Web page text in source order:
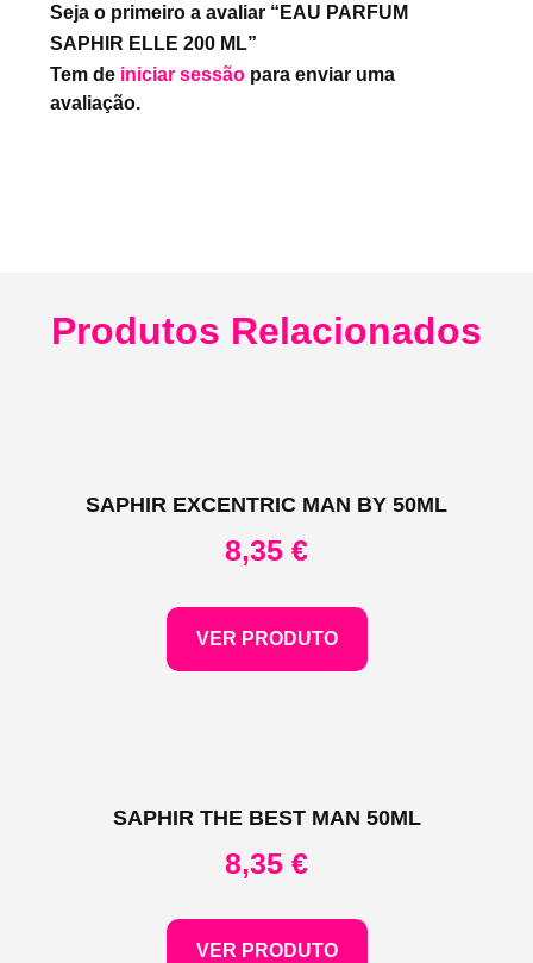
Seja o primeiro a avaliar “EAU PARFUM
SAPHIR ELLE 200 ML”
Tem de iniciar sessão para enviar uma
avaliação.
Produtos Relacionados
SAPHIR EXCENTRIC MAN BY 50ML
8,35 €
VER PRODUTO
SAPHIR THE BEST MAN 50ML
8,35 €
VER PRODUTO